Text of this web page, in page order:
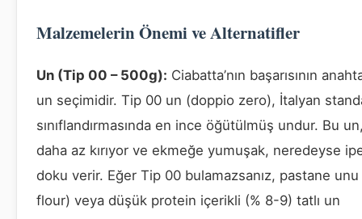
Malzemelerin Önemi ve Alternatifler
Un (Tip 00 – 500g): Ciabatta’nın başarısının
un seçimidir. Tip 00 un (doppio zero), İtalyan
sınıflandırmasında en ince öğütülmüş undur. Bu
daha az kırıyor ve ekmeğe yumuşak, neredeyse
doku verir. Eğer Tip 00 bulamazsanız, pastane
flour) veya düşük protein içerikli (% 8-9) tatlı un